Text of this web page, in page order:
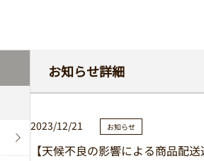
お知らせ詳細
2023/12/21 お知らせ
【天候不良の影響による商品配送